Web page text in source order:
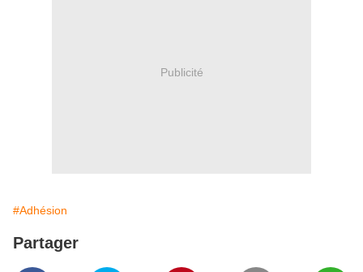
Publicité
#Adhésion
Partager